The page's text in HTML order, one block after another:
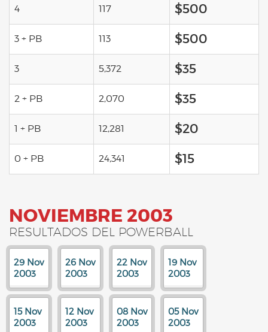
4 117 $500
3 + PB 113 $500
3 5,372 $35
2 + PB 2,070 $35
1 + PB 12,281 $20
0 + PB 24,341 $15
NOVIEMBRE 2003
RESULTADOS DEL POWERBALL
29 Nov
2003
26 Nov
2003
22 Nov
2003
19 Nov
2003
15 Nov
2003
12 Nov
2003
08 Nov
2003
05 Nov
2003